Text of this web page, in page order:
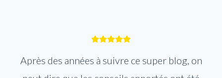
Après des années à suivre ce super blog, on